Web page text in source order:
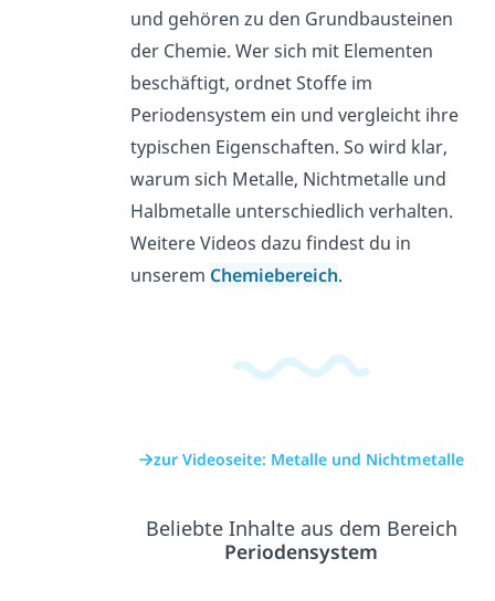
und gehören zu den Grundbausteinen
der Chemie. Wer sich mit Elementen
beschäftigt, ordnet Stoffe im
Periodensystem ein und vergleicht ihre
typischen Eigenschaften. So wird klar,
warum sich Metalle, Nichtmetalle und
Halbmetalle unterschiedlich verhalten.
Weitere Videos dazu findest du in
unserem Chemiebereich.
zur Videoseite: Metalle und Nichtmetalle
Beliebte Inhalte aus dem Bereich
Periodensystem